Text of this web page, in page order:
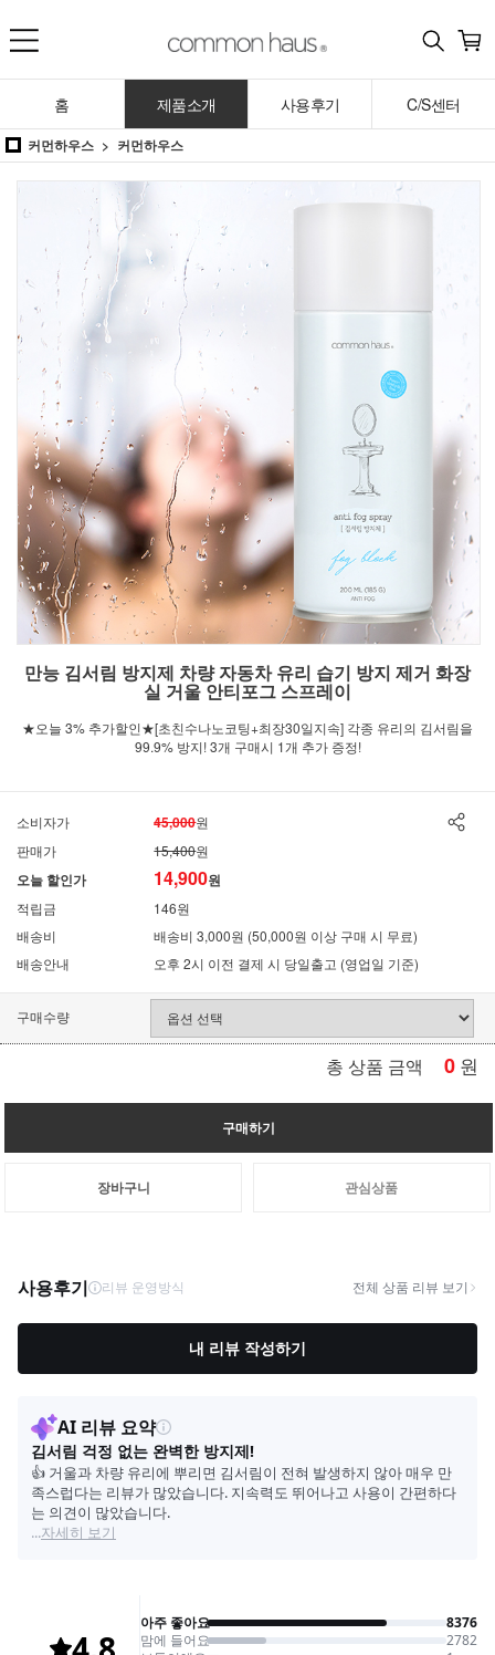
홈 제품소개 사용후기 C/S센터
커먼하우스 커먼하우스
만능 김서림 방지제 차량 자동차 유리 습기 방지 제거 화장
실 거울 안티포그 스프레이
★오늘 3% 추가할인★[초친수나노코팅+최장30일지속] 각종 유리의 김서림을
99.9% 방지! 3개 구매시 1개 추가 증정!
소비자가 45,000원
판매가
15,400원
오늘 할인가 14,900원
적립금
146원
배송비
배송비 3,000원 (50,000원 이상 구매 시 무료)
배송안내
오후 2시 이전 결제 시 당일출고 (영업일 기준)
구매수량
총 상품 금액 0 원
구매하기
장바구니 관심상품